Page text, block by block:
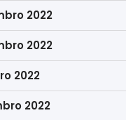
2022
2022
2022
2022